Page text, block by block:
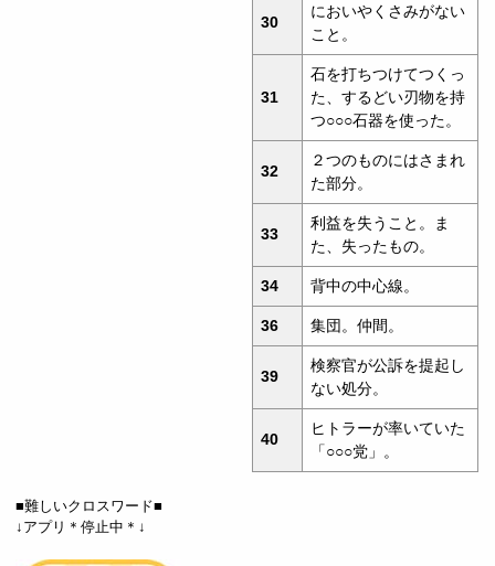
30
においやくさみがない
こと。
31
石を打ちつけてつくっ
た、するどい刃物を持
つ○○○石器を使った。
32
２つのものにはさまれ
た部分。
33
利益を失うこと。ま
た、失ったもの。
34 背中の中心線。
36 集団。仲間。
39
検察官が公訴を提起し
ない処分。
40
ヒトラーが率いていた
「○○○党」。
■難しいクロスワード■
↓アプリ＊停止中＊↓